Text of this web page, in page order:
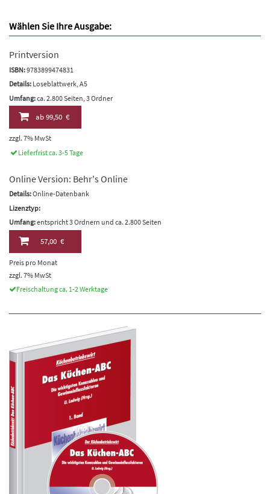
Wählen Sie Ihre Ausgabe:
Printversion
ISBN:9783899474831
Details: Loseblattwerk, A5
Umfang:ca. 2.800 Seiten, 3 Ordner
ab99,50 €
zzgl. 7% MwSt
Lieferfrist ca. 3-5 Tage
Online Version: Behr's Online
Details:Online-Datenbank
Lizenztyp:
Umfang:entspricht 3 Ordnern und ca. 2.800 Seiten
57,00 €
Preis pro Monat
zzgl. 7% MwSt
Freischaltung ca. 1-2 Werktage